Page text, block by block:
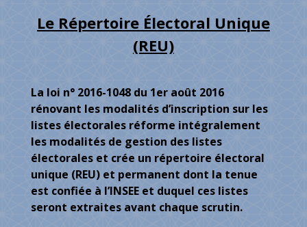
Le Répertoire Électoral Unique
(REU)
La loi n° 2016-1048 du 1er août 2016
rénovant les modalités d’inscription sur les
listes électorales réforme intégralement
les modalités de gestion des listes
électorales et crée un répertoire électoral
unique (REU) et permanent dont la tenue
est confiée à l’INSEE et duquel ces listes
seront extraites avant chaque scrutin.